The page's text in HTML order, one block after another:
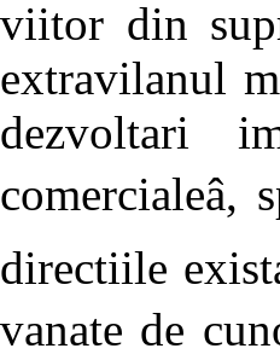
viitor din
extravilanul
dezvoltari
directiile
vanate de